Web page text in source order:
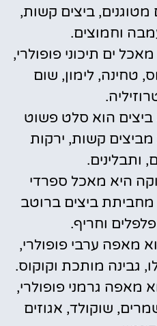
ביצים קשות,
וחמוצים.
ים תיכוני פופולרי,
טחינה, לימון, שום
הוא סלט פשוט
קשות, ירקות
ותבלינים.
היא מאכל ספרדי
מחביתת ביצים ברוטב
וחריף.
מאפה ערבי פופולרי,
גבינה מותכת וקוקוס.
מאפה גרמני פופולרי,
שוקולד, אגוזים